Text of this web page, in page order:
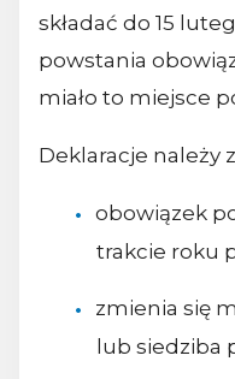
składać do 15
powstania
miało to miejsce
Deklaracje należy
obowiązek
trakcie roku
zmienia się
lub siedziba